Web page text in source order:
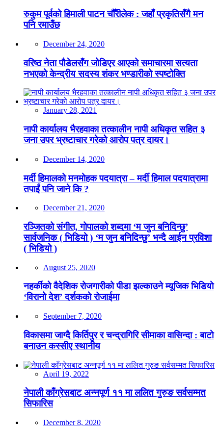
रुकुम पूर्वको हिमाली पाटन चौँरीलेक : जहाँ प्रकृतिसँगै मन
पनि रमाउँछ
December 24, 2020
वरिष्ठ नेता पौडेलसँग जोडिएर आएको समाचारमा सत्यता
नभएको केन्द्रीय सदस्य शंकर भण्डारीको स्पष्टोक्ति
January 28, 2021
नापी कार्यालय भैरहवाका तत्कालीन नापी अधिकृत सहित ३
जना उपर भ्रष्टाचार गरेको आरोप पत्र दायर।
December 14, 2020
मर्दी हिमालको मनमोहक पदयात्रा – मर्दी हिमाल पदयात्रामा
तपाईं पनि जाने कि ?
December 21, 2020
रञ्जितको संगीत, गोपालको शब्दमा ‘म जुन बनिदिन्छु’
सार्वजनिक ( भिडियो ) ‘म जुन बनिदिन्छु’ भन्दै आईन प्रविशा
( भिडियो )
August 25, 2020
नहर्कीको वैदेशिक रोजगारीको पीडा झल्काउने म्यूजिक भिडियो
‘विरानो देश’ दर्शकको रोजाईमा
September 7, 2020
विकासमा जाग्दै किर्तिपुर र चन्द्रागिरि सीमाका वासिन्दा : बाटो
बनाउन कस्सीए स्थानीय
April 19, 2022
नेपाली काँग्रेसबाट अन्नपूर्ण ११ मा ललित गुरुङ सर्वसम्मत
सिफारिस
December 8, 2020